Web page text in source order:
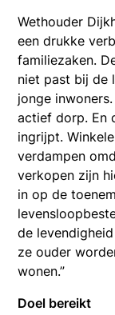
Wethouder
een drukke
familiezaken.
niet past bij de
jonge
actief dorp. En
ingrijpt.
verdampen
verkopen zijn
in op de
de
ze ouder
wonen.”
Doel bereikt